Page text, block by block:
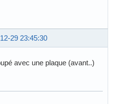
29 23:45:30
avec une plaque (avant..)